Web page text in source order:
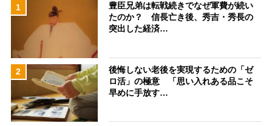
1
豊臣兄弟は転戦続きでなぜ軍費が続い
たのか？ 信長亡き後、秀吉・秀長の
突出した経済…
2
後悔しない老後を実現するための「ゼ
ロ活」の極意 「思い入れある品こそ
早めに手放す…